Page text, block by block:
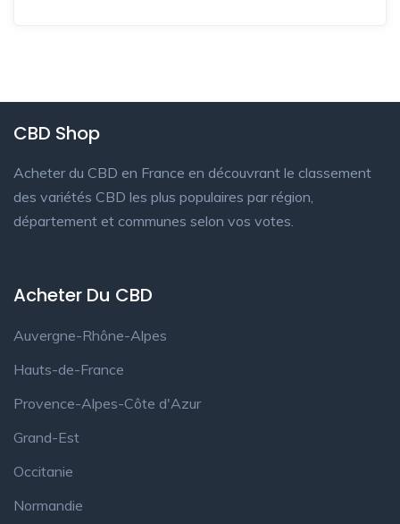
CBD Shop
Acheter du CBD en France en découvrant le classement
des variétés CBD les plus populaires par région,
département et communes selon vos votes.
Acheter Du CBD
Auvergne-Rhône-Alpes
Hauts-de-France
Provence-Alpes-Côte d'Azur
Grand-Est
Occitanie
Normandie